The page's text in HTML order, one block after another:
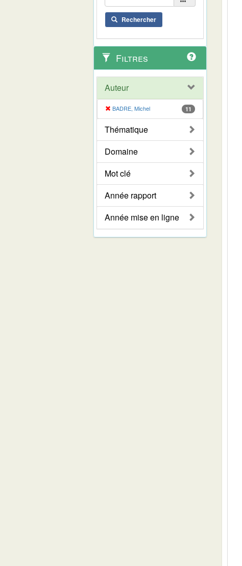
Rechercher
Filtres
Auteur
BADRE, Michel 11
Thématique
Domaine
Mot clé
Année rapport
Année mise en ligne